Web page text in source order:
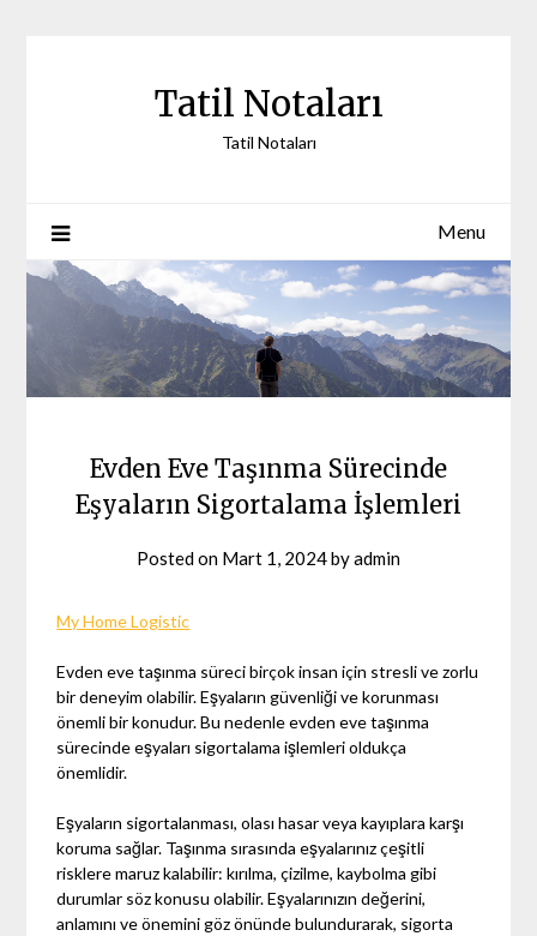
Tatil Notaları
Tatil Notaları
Menu
Evden Eve Taşınma Sürecinde
Eşyaların Sigortalama İşlemleri
Posted on Mart 1, 2024byadmin
My Home Logistic
Evden eve taşınma süreci birçok insan için stresli ve zorlu
bir deneyim olabilir. Eşyaların güvenliği ve korunması
önemli bir konudur. Bu nedenle evden eve taşınma
sürecinde eşyaları sigortalama işlemleri oldukça
önemlidir.
Eşyaların sigortalanması, olası hasar veya kayıplara karşı
koruma sağlar. Taşınma sırasında eşyalarınız çeşitli
risklere maruz kalabilir: kırılma, çizilme, kaybolma gibi
durumlar söz konusu olabilir. Eşyalarınızın değerini,
anlamını ve önemini göz önünde bulundurarak, sigorta